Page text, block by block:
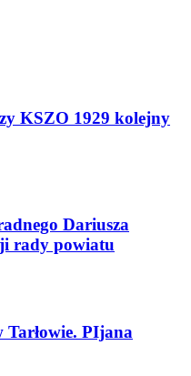
KSZO 1929 kolejny
Dariusza
rady powiatu
Tarłowie. PIjana